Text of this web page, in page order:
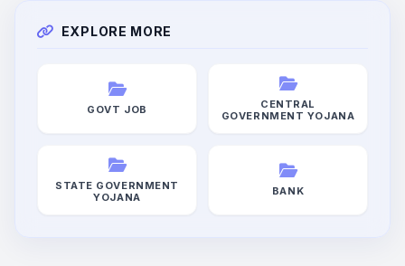
EXPLORE MORE
GOVT JOB
CENTRAL
GOVERNMENT YOJANA
STATE GOVERNMENT
YOJANA
BANK